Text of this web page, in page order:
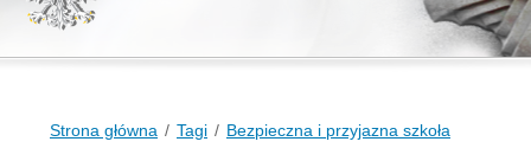
Strona główna Tagi Bezpieczna i przyjazna szkoła